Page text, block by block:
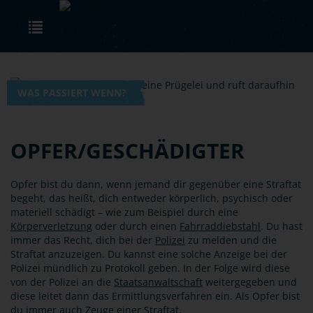
Skip to main content
WAS PASSIERT WENN?
OPFER/GESCHÄDIGTER
Opfer bist du dann, wenn jemand dir gegenüber eine Straftat
begeht, das heißt, dich entweder körperlich, psychisch oder
materiell schädigt – wie zum Beispiel durch eine
Körperverletzung oder durch einen Fahrraddiebstahl. Du hast
immer das Recht, dich bei der Polizei zu melden und die
Straftat anzuzeigen. Du kannst eine solche Anzeige bei der
Polizei mündlich zu Protokoll geben. In der Folge wird diese
von der Polizei an die Staatsanwaltschaft weitergegeben und
diese leitet dann das Ermittlungsverfahren ein. Als Opfer bist
du immer auch Zeuge einer Straftat.